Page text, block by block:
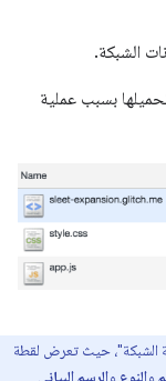
الشبكة.
بسبب عملية
الشبكة"، حيث تعرض لقطة
والنوع والرسم البياني